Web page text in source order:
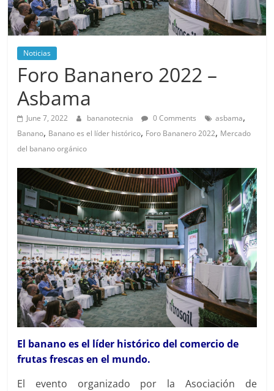
Noticias
Foro Bananero 2022 –
Asbama
June 7, 2022 bananotecnia 0 Comments asbama,
Banano, Banano es el líder histórico, Foro Bananero 2022, Mercado
del banano orgánico
El banano es el líder histórico del comercio de
frutas frescas en el mundo.
El evento organizado por la Asociación de